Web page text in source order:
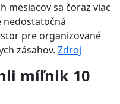
mesiacov sa čoraz viac
nedostatočná
pre organizované
zásahov. Zdroj
míľnik 10